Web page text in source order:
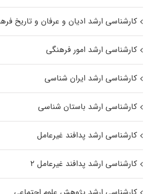
کارشناسی ارشد ادیان و عرفان و تاریخ
کارشناسی ارشد امور فرهنگی
کارشناسی ارشد ایران شناسی
کارشناسی ارشد باستان شناسی
کارشناسی ارشد پدافند غیرعامل
کارشناسی ارشد پدافند غیرعامل ۲